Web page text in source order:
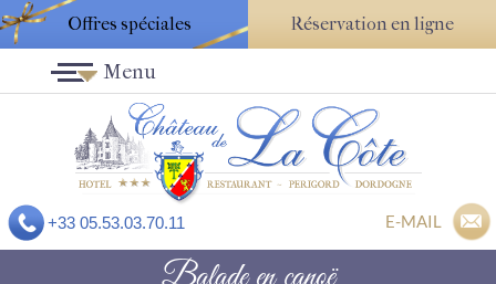
Offres spéciales Réservation en ligne
+33 05.53.03.70.11 E-MAIL
Menu